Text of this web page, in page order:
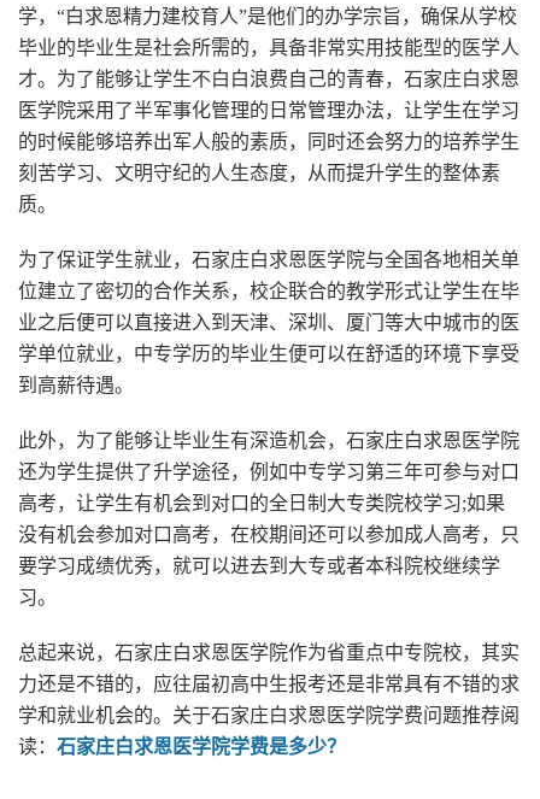
学，“白求恩精力建校育人”是他们的办学宗旨，确保从学校
毕业的毕业生是社会所需的，具备非常实用技能型的医学人
才。为了能够让学生不白白浪费自己的青春，石家庄白求恩
医学院采用了半军事化管理的日常管理办法，让学生在学习
的时候能够培养出军人般的素质，同时还会努力的培养学生
刻苦学习、文明守纪的人生态度，从而提升学生的整体素
质。
为了保证学生就业，石家庄白求恩医学院与全国各地相关单
位建立了密切的合作关系，校企联合的教学形式让学生在毕
业之后便可以直接进入到天津、深圳、厦门等大中城市的医
学单位就业，中专学历的毕业生便可以在舒适的环境下享受
到高薪待遇。
此外，为了能够让毕业生有深造机会，石家庄白求恩医学院
还为学生提供了升学途径，例如中专学习第三年可参与对口
高考，让学生有机会到对口的全日制大专类院校学习;如果
没有机会参加对口高考，在校期间还可以参加成人高考，只
要学习成绩优秀，就可以进去到大专或者本科院校继续学
习。
总起来说，石家庄白求恩医学院作为省重点中专院校，其实
力还是不错的，应往届初高中生报考还是非常具有不错的求
学和就业机会的。关于石家庄白求恩医学院学费问题推荐阅
读： 石家庄白求恩医学院学费是多少？